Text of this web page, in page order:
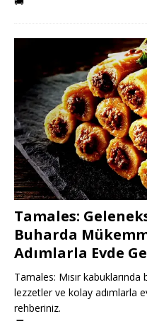
Tamales:
Buharda
Adımlarla Evde
Tamales: Mısır
lezzetler ve kolay adımlarla
rehberiniz.